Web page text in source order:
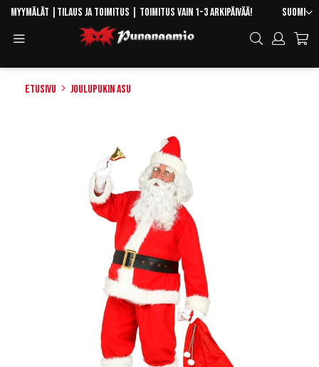
Skip
Content
Kieli
Suomi
Myymälät Tilaus ja toimitus | Toimitus vain 1-3 arkipäivää!
Hae
Etusivu Joulupukin asu